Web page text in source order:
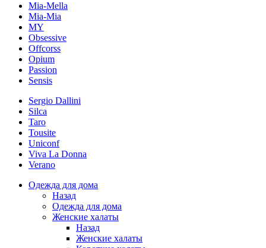
Mia-Mella
Mia-Mia
MY
Obsessive
Offcorss
Opium
Passion
Sensis
Sergio Dallini
Silca
Taro
Tousite
Uniconf
Viva La Donna
Verano
Одежда для дома
Назад
Одежда для дома
Женские халаты
Назад
Женские халаты